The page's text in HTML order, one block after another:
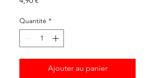
Quantité *
Ajouter au panier